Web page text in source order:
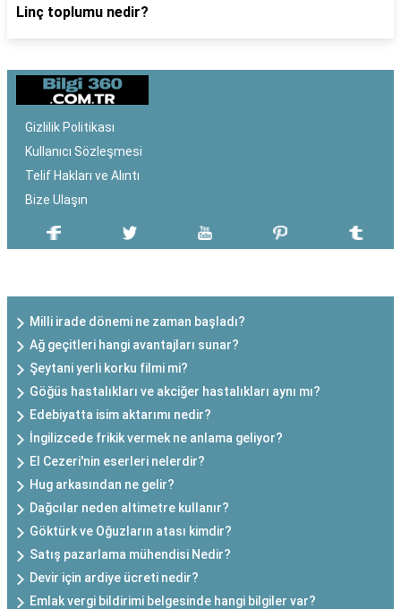
Linç toplumu nedir?
Gizlilik Politikası
Kullanıcı Sözleşmesi
Telif Hakları ve Alıntı
Bize Ulaşın
Milli irade dönemi ne zaman başladı?
Ağ geçitleri hangi avantajları sunar?
Şeytani yerli korku filmi mi?
Göğüs hastalıkları ve akciğer hastalıkları aynı mı?
Edebiyatta isim aktarımı nedir?
İngilizcede frikik vermek ne anlama geliyor?
El Cezeri'nin eserleri nelerdir?
Hug arkasından ne gelir?
Dağcılar neden altimetre kullanır?
Göktürk ve Oğuzların atası kimdir?
Satış pazarlama mühendisi Nedir?
Devir için ardiye ücreti nedir?
Emlak vergi bildirimi belgesinde hangi bilgiler var?